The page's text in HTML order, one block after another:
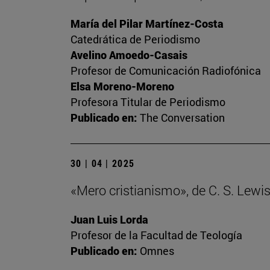
María del Pilar Martínez-Costa
Catedrática de Periodismo
Avelino Amoedo-Casais
Profesor de Comunicación Radiofónica
Elsa Moreno-Moreno
Profesora Titular de Periodismo
Publicado en: The Conversation
30 | 04 | 2025
«Mero cristianismo», de C. S. Lewis
Juan Luis Lorda
Profesor de la Facultad de Teología
Publicado en: Omnes